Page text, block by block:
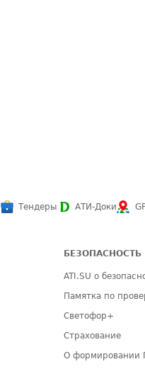
Тендеры АТИ-Доки
БЕЗОПАСНОСТЬ
ATI.SU о
Памятка по
Светофор+
Страхование
О формировании